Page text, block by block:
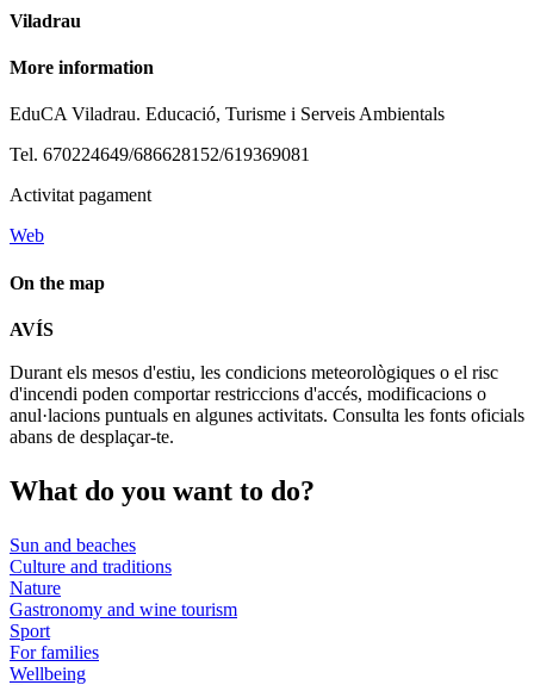
Viladrau
More information
EduCA Viladrau. Educació, Turisme i Serveis Ambientals
Tel. 670224649/686628152/619369081
Activitat pagament
Web
On the map
−
AVÍS
Durant els mesos d'estiu, les condicions meteorològiques o el risc
d'incendi poden comportar restriccions d'accés, modificacions o
anul·lacions puntuals en algunes activitats. Consulta les fonts oficials
abans de desplaçar-te.
What do you want to do?
Sun and beaches
Culture and traditions
Nature
Gastronomy and wine tourism
Sport
For families
Wellbeing